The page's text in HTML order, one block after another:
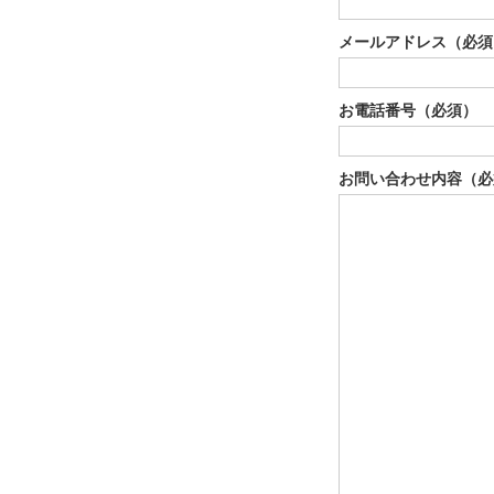
メールアドレス（必
お電話番号（必須）
お問い合わせ内容（